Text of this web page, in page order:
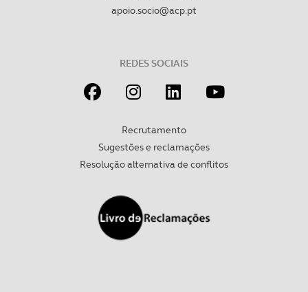
apoio.socio@acp.pt
REDES SOCIAIS
Recrutamento
Sugestões e reclamações
Resolução alternativa de conflitos